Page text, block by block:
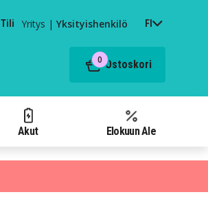
Tili Yritys | Yksityishenkilö FI
0 Ostoskori
Akut Elokuun Ale